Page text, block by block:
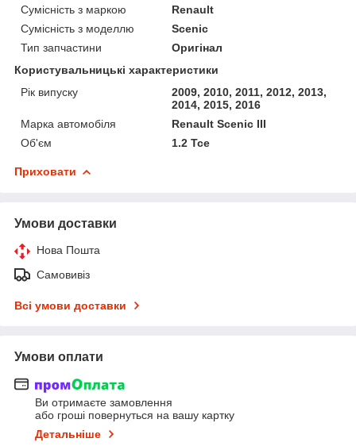
Сумісність з маркою
Renault
Сумісність з моделлю
Scenic
Тип запчастини
Оригінал
Користувальницькі характеристики
Рік випуску
2009, 2010, 2011, 2012, 2013,
2014, 2015, 2016
Марка автомобіля
Renault Scenic III
Об'єм
1.2 Tce
Приховати
Умови доставки
Нова Пошта
Самовивіз
Всі умови доставки
Умови оплати
Ви отримаєте замовлення
або гроші повернуться на вашу картку
Детальніше